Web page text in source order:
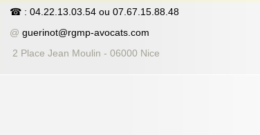
☎ : 04.22.13.03.54 ou 07.67.15.88.48
@ guerinot@rgmp-avocats.com
2 Place Jean Moulin - 06000 Nice